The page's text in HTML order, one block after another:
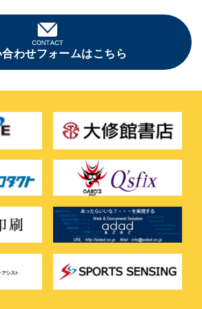
合わせフォームはこちら